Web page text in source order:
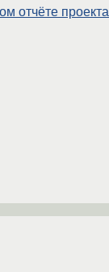
отчёте проекта